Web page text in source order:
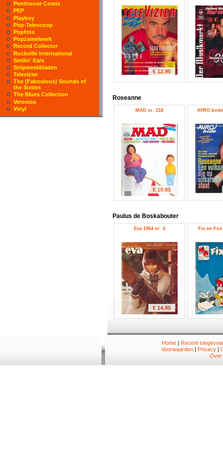
€ 12.95
Roseanne
MAD nr. 218
€ 10.95
AVRO
Paulus de Boskabouter
Eva 1964 nr. 4
€ 14.95
Fix en Fox
Penthouse Comix
PEP
Playboy
Pop-Telescoop
Popfoto
Popzamelwerk
Record Collector
Rockville International
Smilin' Ears
Stripweekbladen
Televizier
The (Faboulous) Sounds of
the Sixties
The Blues Collection
Veronica
Vinyl
Home| Recent
Voorwaarden | Privacy |
Over